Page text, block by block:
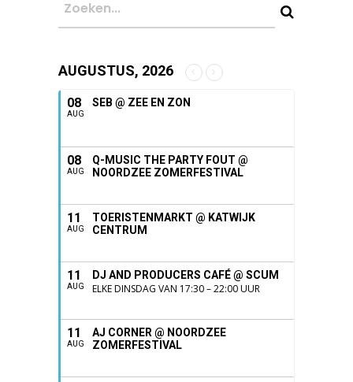
AUGUSTUS, 2026
08
AUG
SEB @ ZEE EN ZON
08
AUG
Q-MUSIC THE PARTY FOUT @
NOORDZEE ZOMERFESTIVAL
11
AUG
TOERISTENMARKT @ KATWIJK
CENTRUM
11
AUG
DJ AND PRODUCERS CAFÉ @ SCUM
ELKE DINSDAG VAN 17:30 – 22:00 UUR
11
AUG
AJ CORNER @ NOORDZEE
ZOMERFESTIVAL